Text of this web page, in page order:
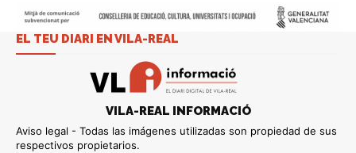
EL TEU DIARI EN VILA-REAL
VILA-REAL INFORMACIÓ
Aviso legal - Todas las imágenes utilizadas son propiedad de sus
respectivos propietarios.